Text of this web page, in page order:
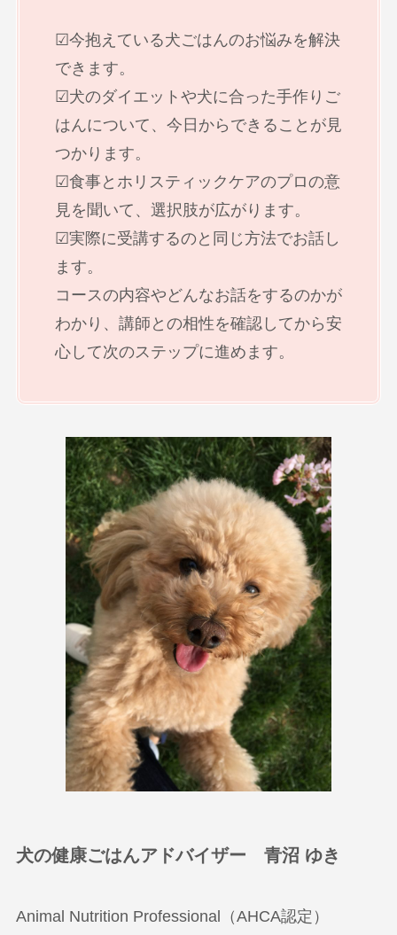
☑今抱えている犬ごはんのお悩みを解決
できます。
☑犬のダイエットや犬に合った手作りご
はんについて、今日からできることが見
つかります。
☑食事とホリスティックケアのプロの意
見を聞いて、選択肢が広がります。
☑実際に受講するのと同じ方法でお話し
ます。
コースの内容やどんなお話をするのかが
わかり、講師との相性を確認してから安
心して次のステップに進めます。
犬の健康ごはんアドバイザー 青沼 ゆき
Animal Nutrition Professional（AHCA認定）